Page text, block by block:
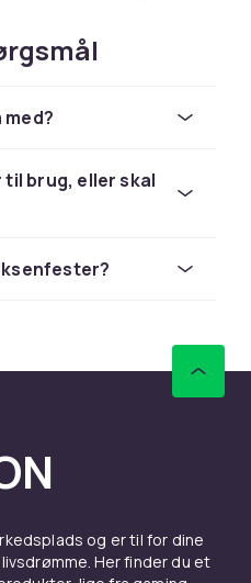
hjerter og
klassiske
hit.
Sørg for at have nok
tomme, så du selv
legetøj,
små
brug, eller skal
og er til for dine
Her finder du et